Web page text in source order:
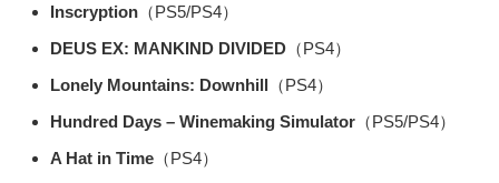
Inscryption （PS5/PS4）
DEUS EX: MANKIND DIVIDED （PS4）
Lonely Mountains: Downhill （PS4）
Hundred Days – Winemaking Simulator （PS5/PS4）
A Hat in Time （PS4）